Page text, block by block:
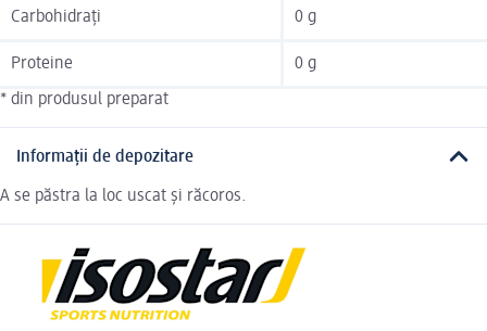
Carbohidrați 0 g
Proteine 0 g
* din produsul preparat
Informații de depozitare
A se păstra la loc uscat și răcoros.